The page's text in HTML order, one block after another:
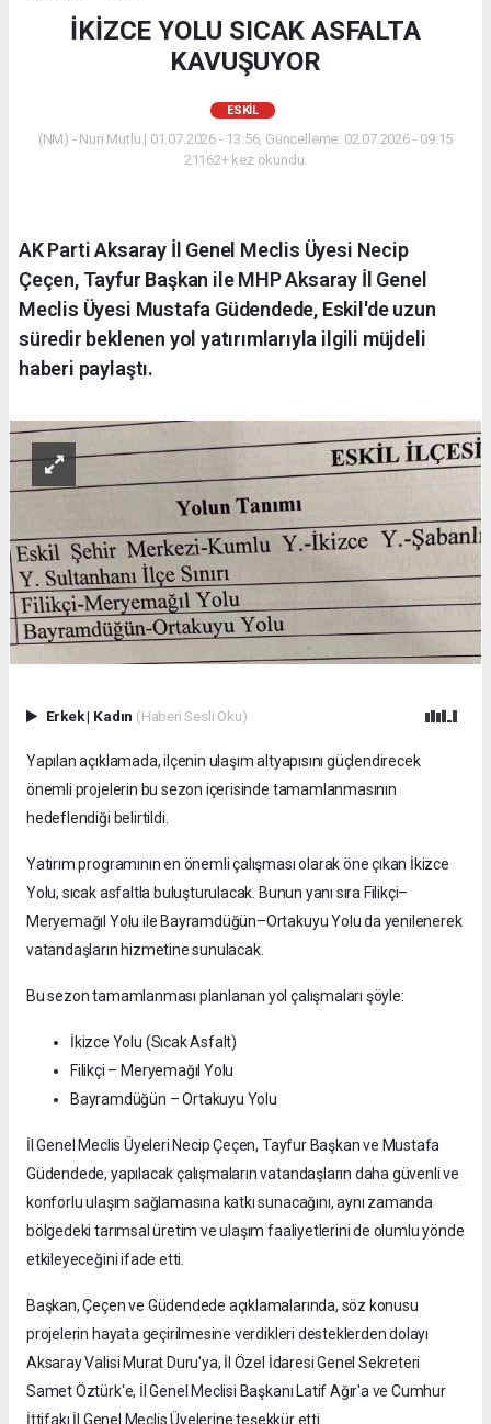
İKİZCE YOLU SICAK ASFALTA
KAVUŞUYOR
ESKİL
(NM) - Nuri Mutlu | 01.07.2026 - 13:56, Güncelleme: 02.07.2026 - 09:15
21162+ kez okundu.
AK Parti Aksaray İl Genel Meclis Üyesi Necip
Çeçen, Tayfur Başkan ile MHP Aksaray İl Genel
Meclis Üyesi Mustafa Güdendede, Eskil'de uzun
süredir beklenen yol yatırımlarıyla ilgili müjdeli
haberi paylaştı.
Erkek| Kadın (Haberi Sesli Oku)
Yapılan açıklamada, ilçenin ulaşım altyapısını güçlendirecek
önemli projelerin bu sezon içerisinde tamamlanmasının
hedeflendiği belirtildi.
Yatırım programının en önemli çalışması olarak öne çıkan İkizce
Yolu, sıcak asfaltla buluşturulacak. Bunun yanı sıra Filikçi–
Meryemağıl Yolu ile Bayramdüğün–Ortakuyu Yolu da yenilenerek
vatandaşların hizmetine sunulacak.
Bu sezon tamamlanması planlanan yol çalışmaları şöyle:
İkizce Yolu (Sıcak Asfalt)
Filikçi – Meryemağıl Yolu
Bayramdüğün – Ortakuyu Yolu
İl Genel Meclis Üyeleri Necip Çeçen, Tayfur Başkan ve Mustafa
Güdendede, yapılacak çalışmaların vatandaşların daha güvenli ve
konforlu ulaşım sağlamasına katkı sunacağını, aynı zamanda
bölgedeki tarımsal üretim ve ulaşım faaliyetlerini de olumlu yönde
etkileyeceğini ifade etti.
Başkan, Çeçen ve Güdendede açıklamalarında, söz konusu
projelerin hayata geçirilmesine verdikleri desteklerden dolayı
Aksaray Valisi Murat Duru'ya, İl Özel İdaresi Genel Sekreteri
Samet Öztürk'e, İl Genel Meclisi Başkanı Latif Ağır'a ve Cumhur
İttifakı İl Genel Meclis Üyelerine teşekkür etti.